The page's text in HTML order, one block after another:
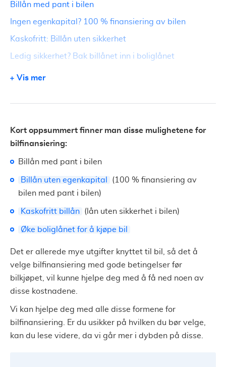
Kort oppsummert finner man disse mulighetene for
bilfinansiering:
Billån med pant i bilen
Billån uten egenkapital
(100 % finansiering av
bilen med pant i bilen)
Kaskofritt billån (lån uten sikkerhet i bilen)
Øke boliglånet for å kjøpe bil
Det er allerede mye utgifter knyttet til bil, så det å
velge bilfinansiering med gode betingelser før
bilkjøpet, vil kunne hjelpe deg med å få ned noen av
disse kostnadene.
Vi kan hjelpe deg med alle disse formene for
bilfinansiering. Er du usikker på hvilken du bør velge,
kan du lese videre, da vi går mer i dybden på disse.
Billån med pant i bilen
Ingen egenkapital? 100 % finansiering av bilen
Kaskofritt: Billån uten sikkerhet
Ledig sikkerhet? Bak billånet inn i boliglånet
Billigere lån til bil
Vis mer